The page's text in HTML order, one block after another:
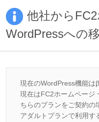
他社から
WordPressへの
現在のWordPress機能はβ
現在はFC2ホームページ
ちらのプランをご契約の
アダルトプランで利用す